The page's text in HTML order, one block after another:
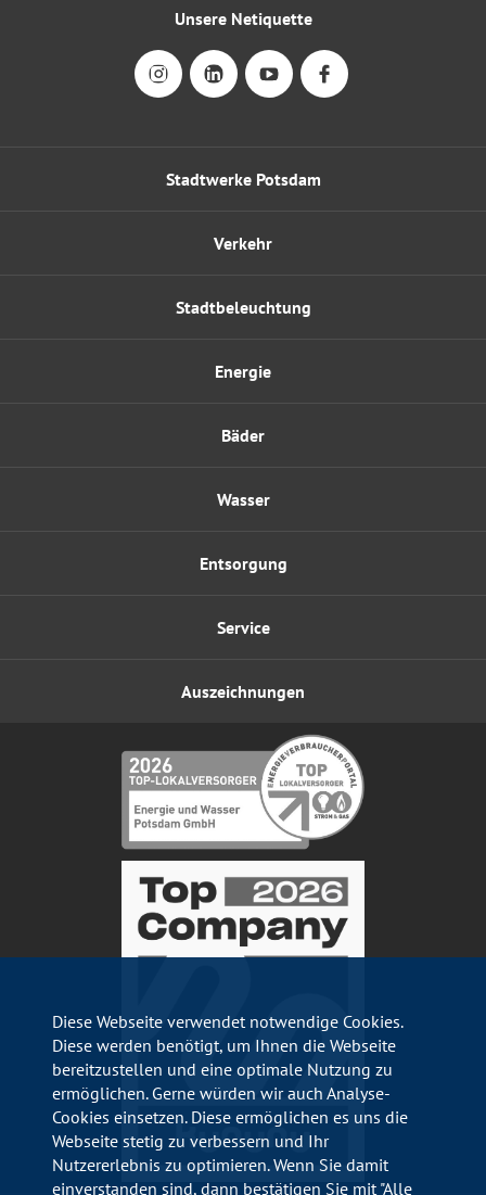
Stadtwerke Potsdam
Energie
Wasser
Verkehr
Bäder
Entsorgung
Stadtbeleuchtung
Service
Auszeichnungen
Unsere Netiquette
Diese Webseite verwendet notwendige Cookies.
Diese werden benötigt, um Ihnen die Webseite
bereitzustellen und eine optimale Nutzung zu
ermöglichen. Gerne würden wir auch Analyse-
Cookies einsetzen. Diese ermöglichen es uns die
Webseite stetig zu verbessern und Ihr
Nutzererlebnis zu optimieren. Wenn Sie damit
einverstanden sind, dann bestätigen Sie mit "Alle